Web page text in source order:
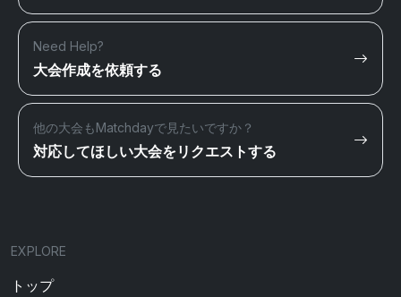
Need Help?
大会作成を依頼する
他の大会もMatchdayで見たいですか？
対応してほしい大会をリクエストする
EXPLORE
トップ